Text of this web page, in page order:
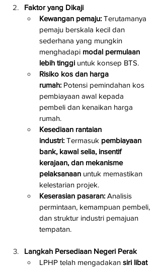
Faktor yang Dikaji
Kewangan pemaju: Terutamanya
pemaju berskala kecil dan
sederhana yang mungkin
menghadapi modal permulaan
lebih tinggi untuk konsep BTS.
Risiko kos dan harga
rumah: Potensi pemindahan kos
pembiayaan awal kepada
pembeli dan kenaikan harga
rumah.
Kesediaan rantaian
industri: Termasuk pembiayaan
bank, kawal selia, insentif
kerajaan, dan mekanisme
pelaksanaan untuk memastikan
kelestarian projek.
Keserasian pasaran: Analisis
permintaan, kemampuan pembeli,
dan struktur industri pemajuan
tempatan.
Langkah Persediaan Negeri Perak
LPHP telah mengadakan siri libat